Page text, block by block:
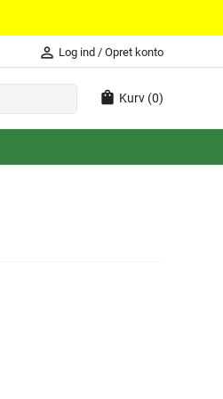
person_outline Log ind / Opret konto
shopping_bag Kurv (0)